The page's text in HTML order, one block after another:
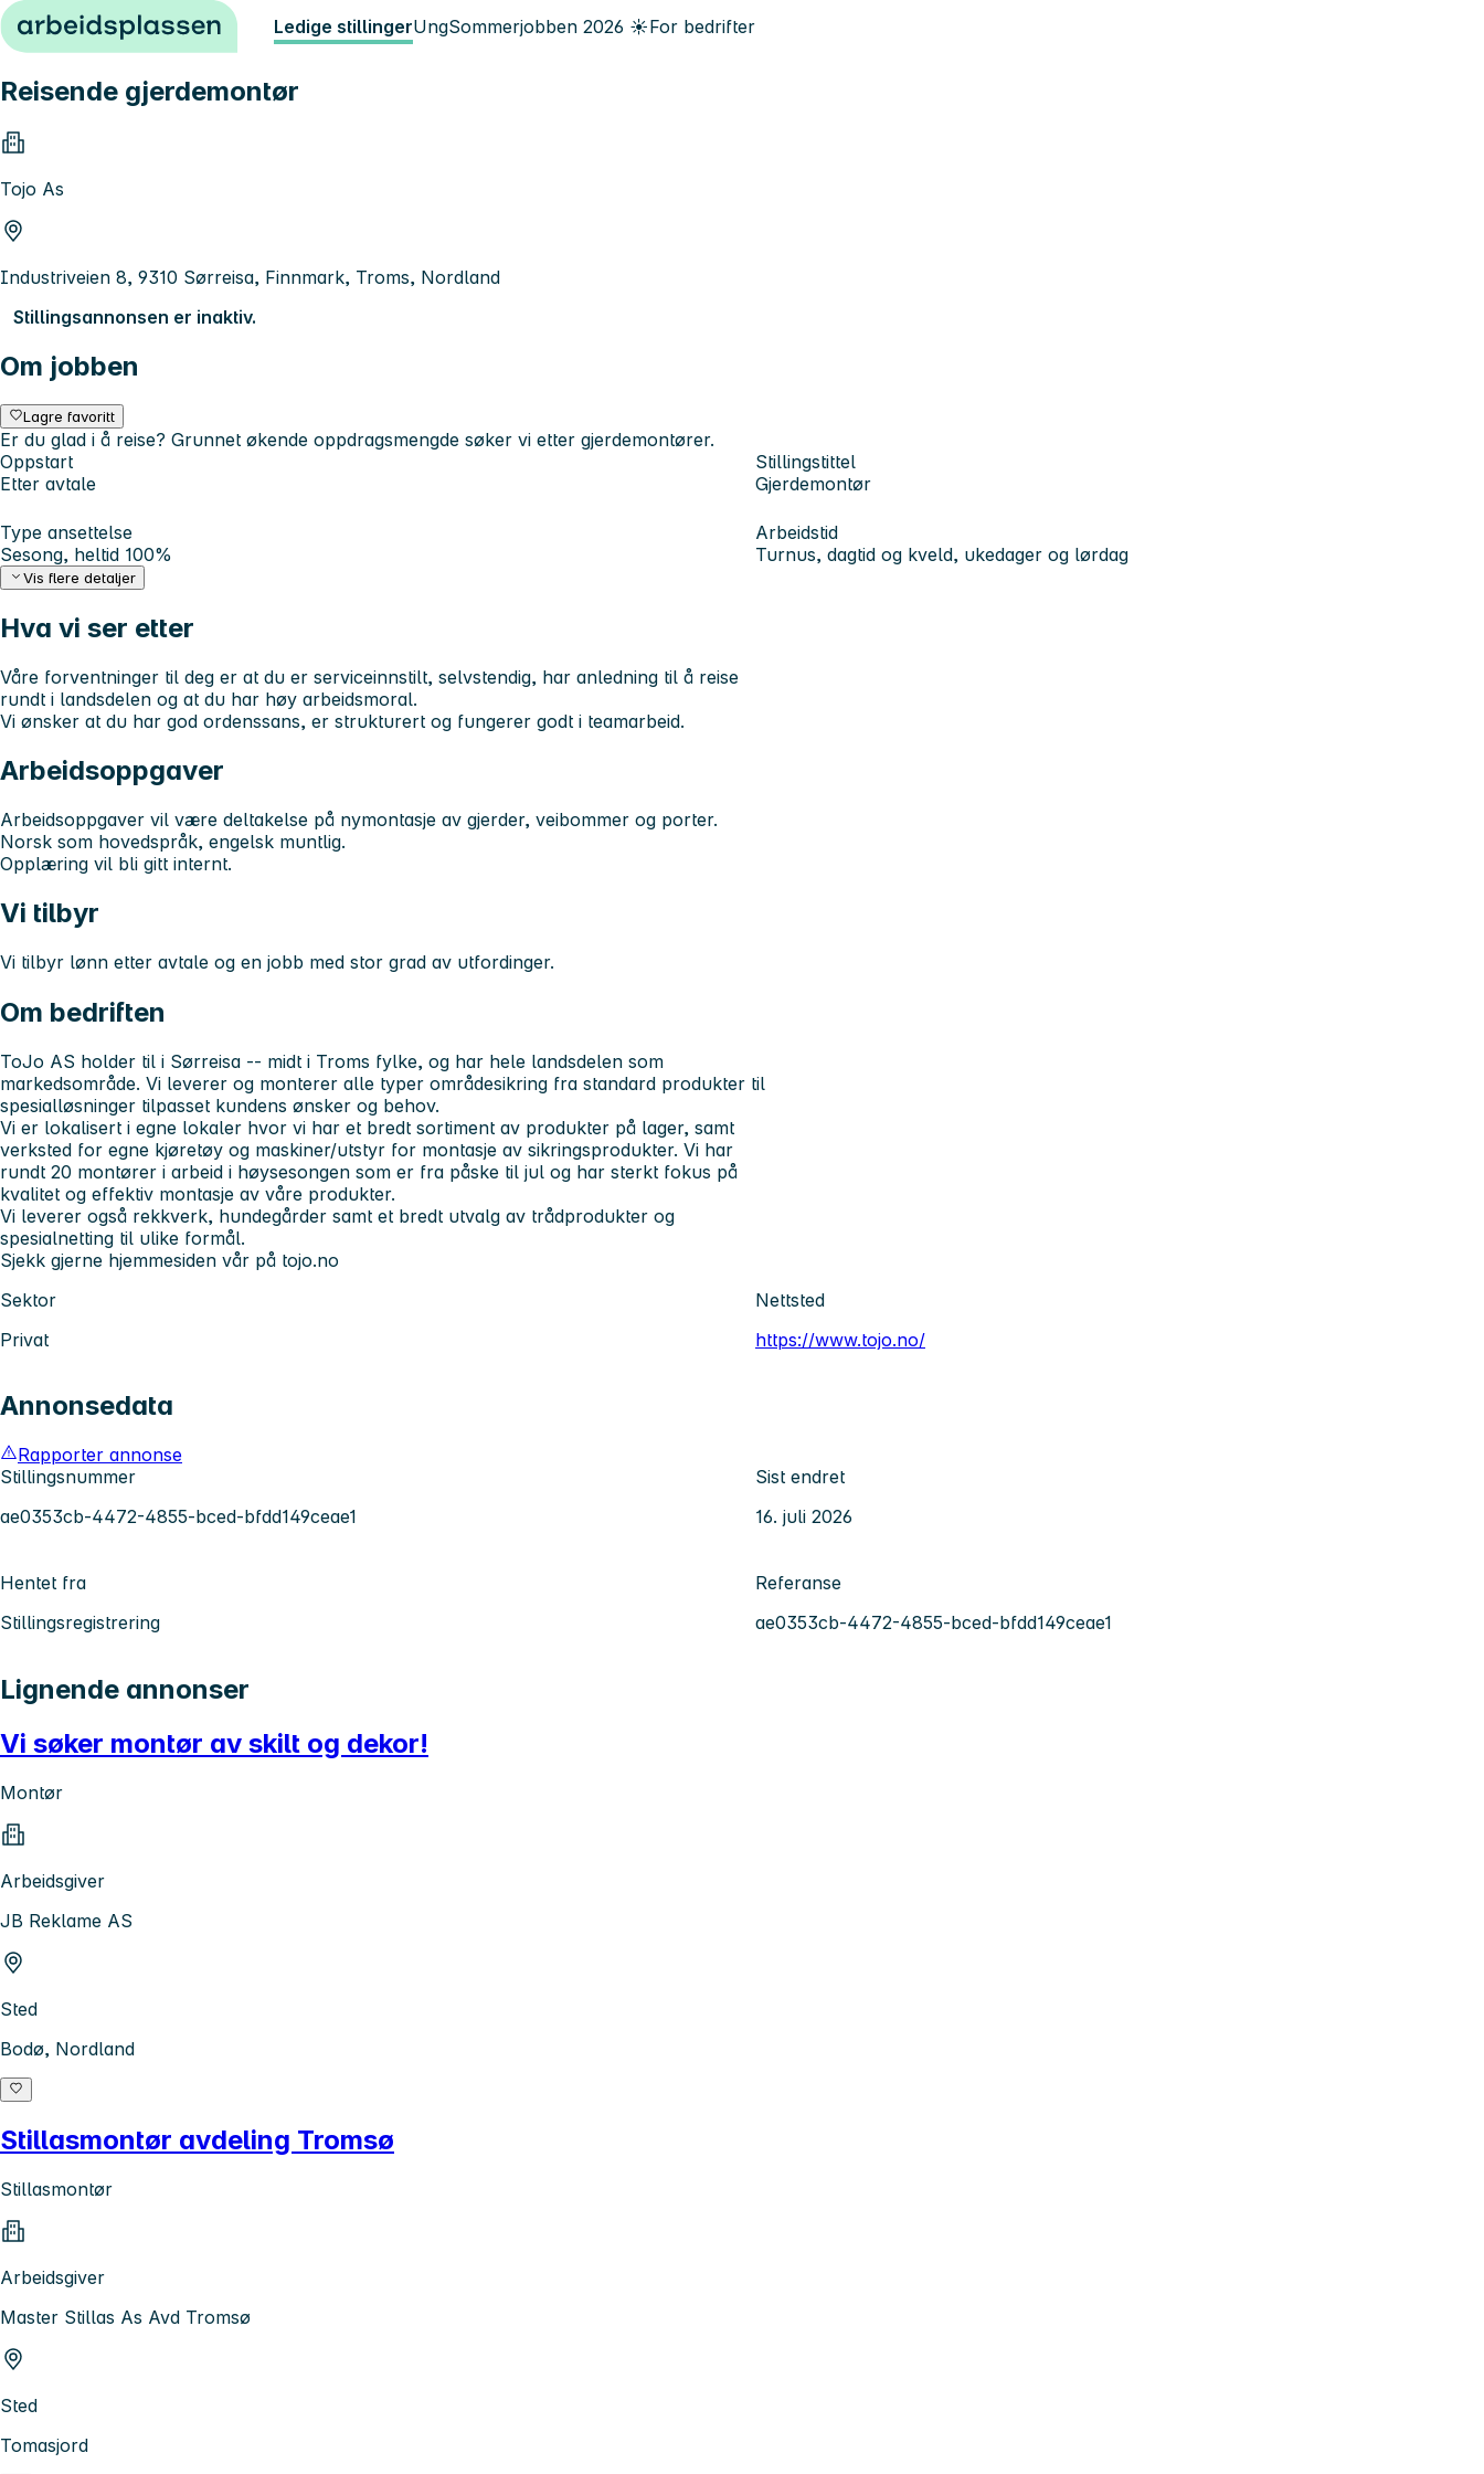
Hopp til innhold Ledige stillingerUngSommerjobben 2026 ☀️For bedrifter
Reisende gjerdemontør
Tojo As
Industriveien 8, 9310 Sørreisa, Finnmark, Troms, Nordland
Stillingsannonsen er inaktiv.
Om jobben
Lagre favoritt
Er du glad i å reise? Grunnet økende oppdragsmengde søker vi etter gjerdemontører.
Oppstart
Etter avtale
Stillingstittel
Gjerdemontør
Type ansettelse
Sesong, heltid 100%
Arbeidstid
Turnus, dagtid og kveld, ukedager og lørdag
Vis flere detaljer
Hva vi ser etter
Våre forventninger til deg er at du er serviceinnstilt, selvstendig, har anledning til å reise
rundt i landsdelen og at du har høy arbeidsmoral.
Vi ønsker at du har god ordenssans, er strukturert og fungerer godt i teamarbeid.
Arbeidsoppgaver
Arbeidsoppgaver vil være deltakelse på nymontasje av gjerder, veibommer og porter.
Norsk som hovedspråk, engelsk muntlig.
Opplæring vil bli gitt internt.
Vi tilbyr
Vi tilbyr lønn etter avtale og en jobb med stor grad av utfordinger.
Om bedriften
ToJo AS holder til i Sørreisa -- midt i Troms fylke, og har hele landsdelen som
markedsområde. Vi leverer og monterer alle typer områdesikring fra standard produkter til
spesialløsninger tilpasset kundens ønsker og behov.
Vi er lokalisert i egne lokaler hvor vi har et bredt sortiment av produkter på lager, samt
verksted for egne kjøretøy og maskiner/utstyr for montasje av sikringsprodukter. Vi har
rundt 20 montører i arbeid i høysesongen som er fra påske til jul og har sterkt fokus på
kvalitet og effektiv montasje av våre produkter.
Vi leverer også rekkverk, hundegårder samt et bredt utvalg av trådprodukter og
spesialnetting til ulike formål.
Sjekk gjerne hjemmesiden vår på tojo.no
Sektor
Privat
Nettsted
https://www.tojo.no/
Annonsedata
Rapporter annonse
Stillingsnummer
ae0353cb-4472-4855-bced-bfdd149ceae1
Sist endret
16. juli 2026
Hentet fra
Stillingsregistrering
Referanse
ae0353cb-4472-4855-bced-bfdd149ceae1
Lignende annonser
Vi søker montør av skilt og dekor!
Montør
Arbeidsgiver
JB Reklame AS
Sted
Bodø, Nordland
Stillasmontør avdeling Tromsø
Stillasmontør
Arbeidsgiver
Master Stillas As Avd Tromsø
Sted
Tomasjord